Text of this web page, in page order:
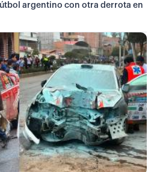
argentino con otra derrota en